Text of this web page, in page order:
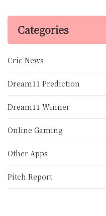
Categories
Cric News
Dream11 Prediction
Dream11 Winner
Online Gaming
Other Apps
Pitch Report